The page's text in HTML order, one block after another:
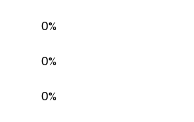
0%
0%
0%